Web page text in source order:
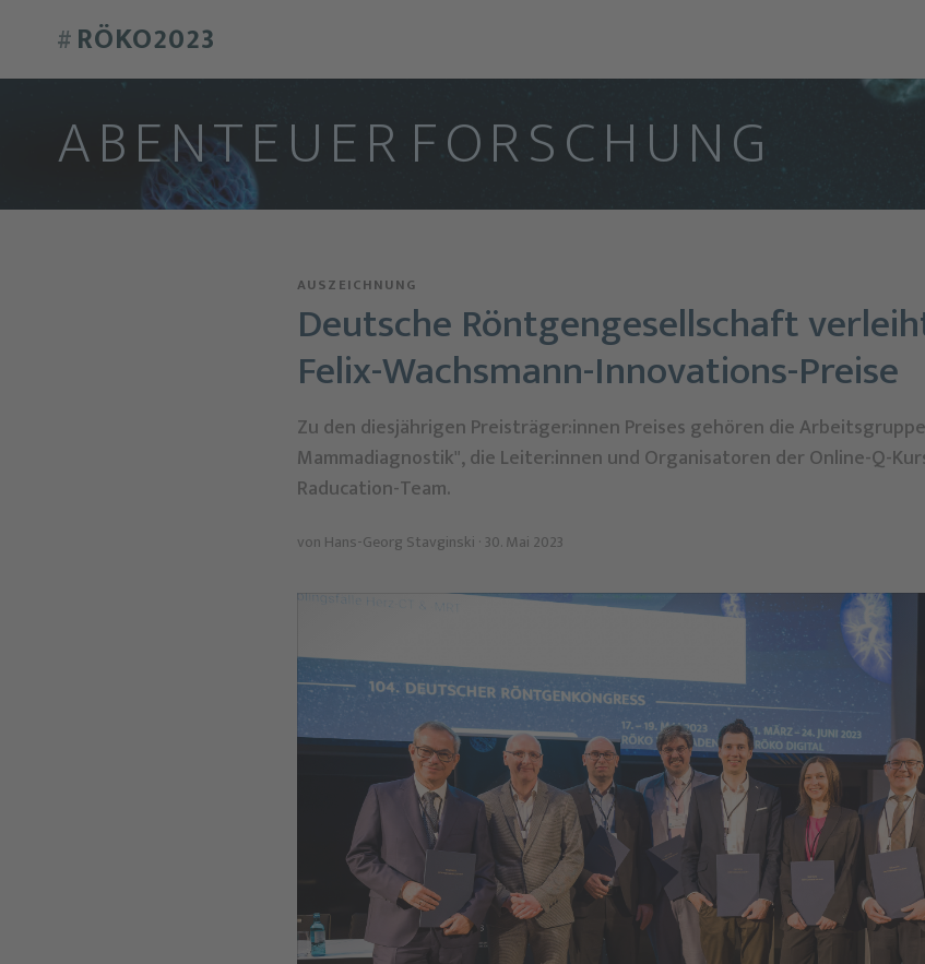
#RÖKO2023
ABENTEUER FORSCHUNG
AUSZEICHNUNG
Deutsche Röntgengesellschaft
Felix-Wachsmann-Innovations-Preise
Zu den diesjährigen Preisträger:innen Preises gehören die
Mammadiagnostik", die Leiter:innen und Organisatoren der Online-Q-
Raducation-Team.
von Hans-Georg Stavginski · 30. Mai 2023